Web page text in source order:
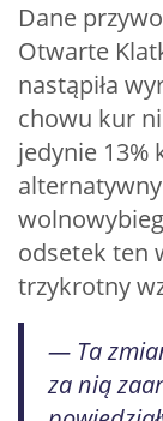
Dane
Otwarte
nastąpiła
chowu kur
jedynie 13%
odsetek ten
trzykrotny
— Ta
za nią